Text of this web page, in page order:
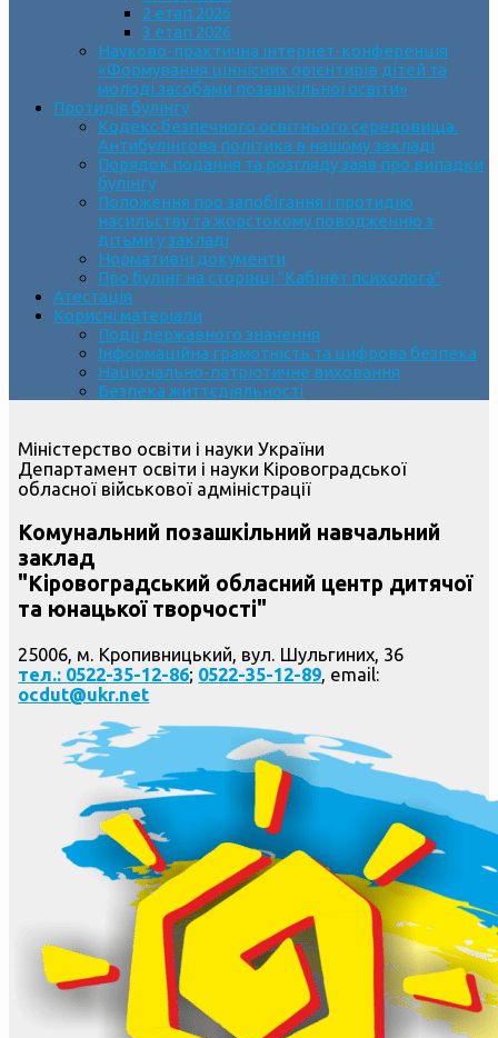
2 етап 2026
3 етап 2026
Науково-практична інтернет-конференція
«Формування ціннісних орієнтирів дітей та
молоді засобами позашкільної освіти»
Протидія булінгу
Кодекс безпечного освітнього середовища.
Антибулінгова політика в нашому закладі
Порядок подання та розгляду заяв про випадки
булінгу
Положення про запобігання і протидію
насильству та жорстокому поводженню з
дітьми у закладі
Нормативні документи
Про булінг на сторінці “Кабінет психолога”
Атестація
Корисні матеріали
Події державного значення
Інформаційна грамотність та цифрова безпека
Національно-патріотичне виховання
Безпека життєдіяльності
Міністерство освіти і науки України
Департамент освіти і науки Кіровоградської
обласної військової адміністрації
Комунальний позашкільний навчальний
заклад
"Кіровоградський обласний центр дитячої
та юнацької творчості"
25006, м. Кропивницький, вул. Шульгиних, 36
тел.: 0522-35-12-86; 0522-35-12-89, email:
ocdut@ukr.net